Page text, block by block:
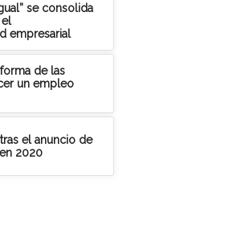
se consolida
empresarial
de las
un empleo
el anuncio de
2020